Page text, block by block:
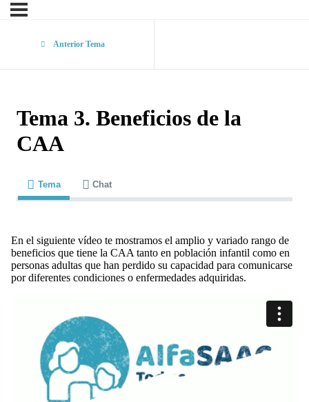
Anterior Tema
Tema 3. Beneficios de la
CAA
Tema Chat
En el siguiente vídeo te mostramos el amplio y variado rango de
beneficios que tiene la CAA tanto en población infantil como en
personas adultas que han perdido su capacidad para comunicarse
por diferentes condiciones o enfermedades adquiridas.